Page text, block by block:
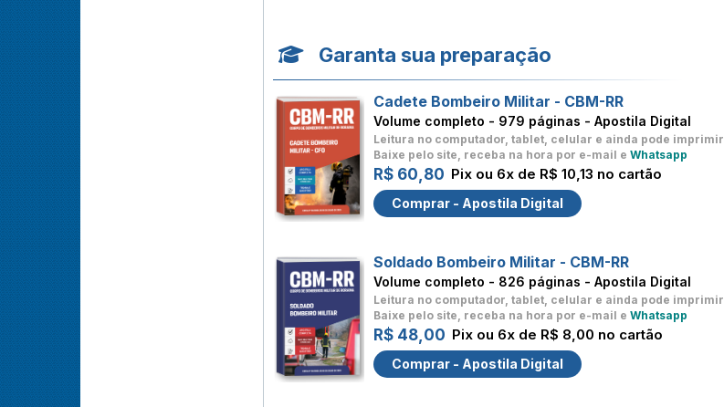
Garanta sua preparação
Cadete Bombeiro Militar - CBM-RR
Volume completo - 979 páginas - Apostila Digital
Leitura no computador, tablet, celular e ainda pode imprimir
Baixe pelo site, receba na hora por e-mail e Whatsapp
R$ 60,80 Pix ou 6x de R$ 10,13 no cartão
Comprar - Apostila Digital
Soldado Bombeiro Militar - CBM-RR
Volume completo - 826 páginas - Apostila Digital
Leitura no computador, tablet, celular e ainda pode imprimir
Baixe pelo site, receba na hora por e-mail e Whatsapp
R$ 48,00 Pix ou 6x de R$ 8,00 no cartão
Comprar - Apostila Digital